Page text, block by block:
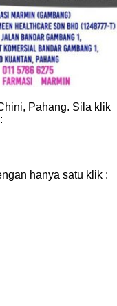
Pahang. Sila klik
hanya satu klik :